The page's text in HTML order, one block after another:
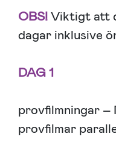
OBS!Viktigt att
dagar inklusive
DAG 1
provfilmningar –
provfilmar